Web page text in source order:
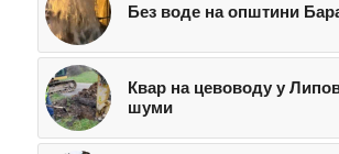
Без воде на општини
Квар на цевоводу у
шуми